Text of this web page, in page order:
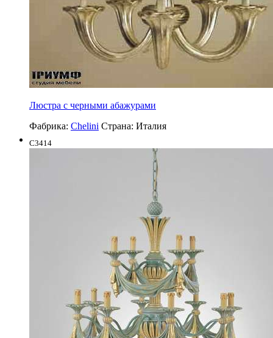
Люстра с черными абажурами
Фабрика: Chelini Страна: Италия
C3414